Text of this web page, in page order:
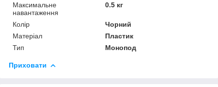
Максимальне
навантаження
0.5 кг
Колір
Чорний
Матеріал
Пластик
Тип
Монопод
Приховати